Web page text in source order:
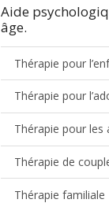
Aide
âge.
Thérapie pour
Thérapie pour
Thérapie pour les
Thérapie de
Thérapie familiale